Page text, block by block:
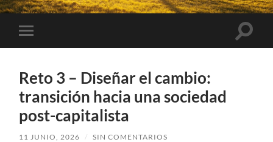
Alternar
el
Reto 3 – Diseñar el cambio:
transición hacia una sociedad
post-capitalista
11 JUNIO, 2026 / SIN COMENTARIOS